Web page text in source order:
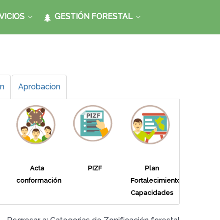
GESTIÓN FORESTAL
Aprobacion
Acta
conformación
PIZF
Plan
Fortalecimiento
Capacidades